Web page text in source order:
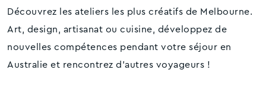
Découvrez les ateliers les plus créatifs de Melbourne.
Art, design, artisanat ou cuisine, développez de
nouvelles compétences pendant votre séjour en
Australie et rencontrez d'autres voyageurs !